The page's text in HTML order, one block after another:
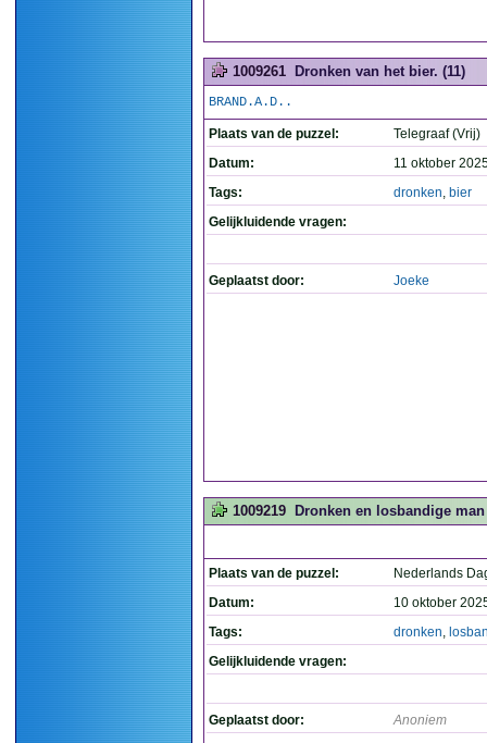
1009261 Dronken van het bier. (11)
BRAND.A.D..
Plaats van de puzzel:
Telegraaf (Vrij)
Datum:
11 oktober
Tags:
dronken, bier
Gelijkluidende vragen:
Geplaatst door: Joeke
1009219 Dronken en losbandige man
Plaats van de puzzel:
Nederlands
Datum:
10 oktober
Tags:
dronken,
Gelijkluidende vragen:
Geplaatst door: Anoniem